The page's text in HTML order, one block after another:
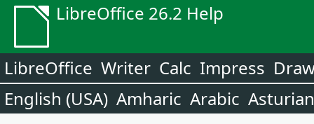
LibreOffice 26.2 Help
LibreOffice Writer Calc Impress
English (USA) Amharic Arabic Asturian